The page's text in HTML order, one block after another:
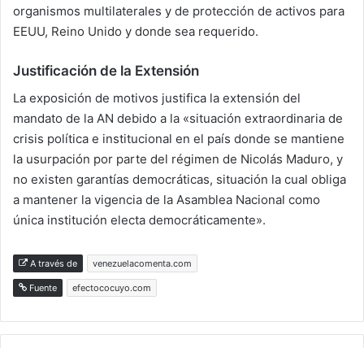
organismos multilaterales y de protección de activos para
EEUU, Reino Unido y donde sea requerido.
Justificación de la Extensión
La exposición de motivos justifica la extensión del
mandato de la AN debido a la «situación extraordinaria de
crisis política e institucional en el país donde se mantiene
la usurpación por parte del régimen de Nicolás Maduro, y
no existen garantías democráticas, situación la cual obliga
a mantener la vigencia de la Asamblea Nacional como
única institución electa democráticamente».
A través de venezuelacomenta.com
Fuente efectococuyo.com